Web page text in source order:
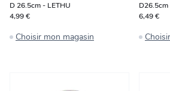
D 26.5cm - LETHU
4,99 €
Choisir mon magasin
D26.5cm
6,49 €